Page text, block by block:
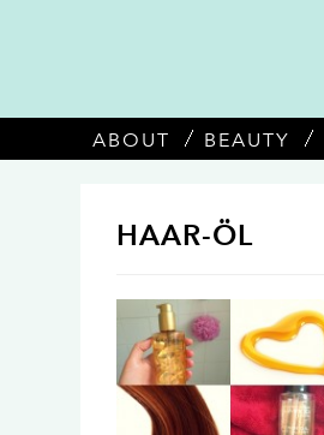
ABOUT BEAUTY
HAAR-ÖL